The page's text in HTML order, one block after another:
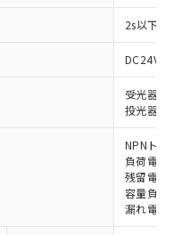
2s以下(
受光器:
投光器:
NPNトラ
負荷電流
残留電圧
容量負荷
漏れ電流